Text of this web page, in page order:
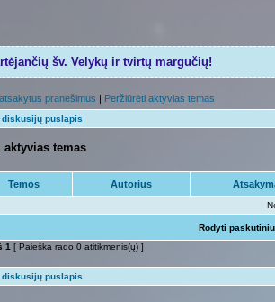
šv. Velykų ir tvirtų margučių!
pranešimus | Peržiūrėti aktyvias temas
puslapis
aktyvias temas
Temos Autorius
Rodyti
1 [ Paieška rado 0 atitikmenis(ų) ]
puslapis